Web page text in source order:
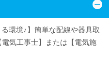
環境♪】簡単な配線や器具取
気工事士】または【電気施